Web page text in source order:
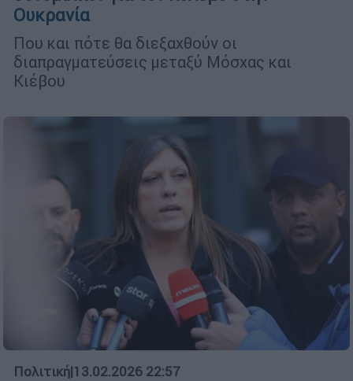
Ουκρανία
Που και πότε θα διεξαχθούν οι
διαπραγματεύσεις μεταξύ Μόσχας και
Κιέβου
Πολιτική|13.02.2026 22:57